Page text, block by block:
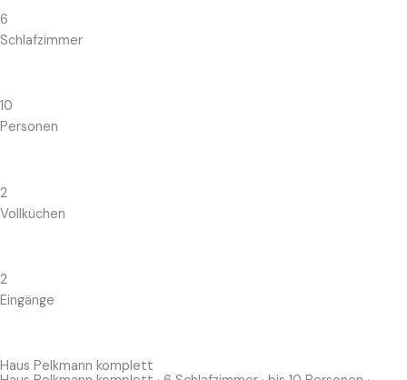
6
Schlafzimmer
10
Personen
2
Vollküchen
2
Eingänge
Haus Pelkmann komplett